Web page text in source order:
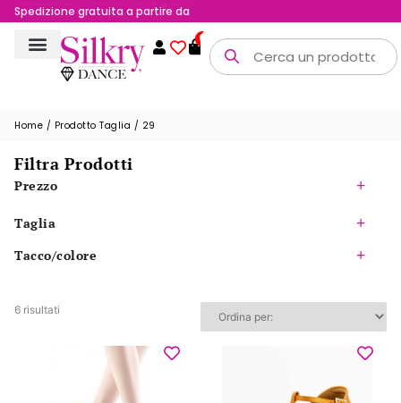
Spedizione gratuita a partire da 200 €
Possibilità di reso fino a 15 giorni
0
Home / Prodotto Taglia / 29
Filtra Prodotti
Prezzo
Taglia
Tacco/colore
6 risultati